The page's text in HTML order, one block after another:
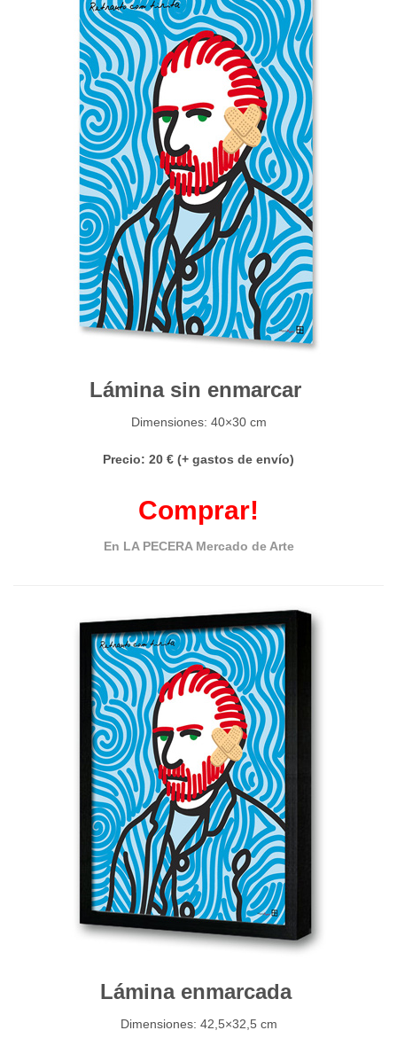
Lámina sin enmarcar
Dimensiones: 40×30 cm
Precio: 20 € (+ gastos de envío)
Comprar!
En LA PECERA Mercado de Arte
Lámina enmarcada
Dimensiones: 42,5×32,5 cm